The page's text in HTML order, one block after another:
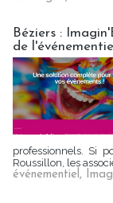
Béziers :
de l'événementiel
professionnels. Si
Roussillon, les
événementiel,